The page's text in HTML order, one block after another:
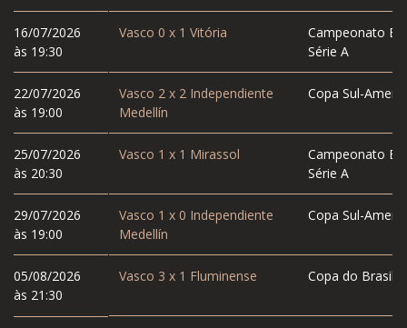
16/07/2026
às 19:30
22/07/2026
às 19:00
25/07/2026
às 20:30
29/07/2026
às 19:00
05/08/2026
às 21:30
Vasco 0 x 1 Vitória
Campeonato
Série A
Vasco 2 x 2Independiente
Medellín
Copa Sul-
Vasco 1 x 1 Mirassol
Campeonato
Série A
Vasco 1 x 0 Independiente
Medellín
Copa Sul-
Vasco 3 x 1 Fluminense Copa do Brasil